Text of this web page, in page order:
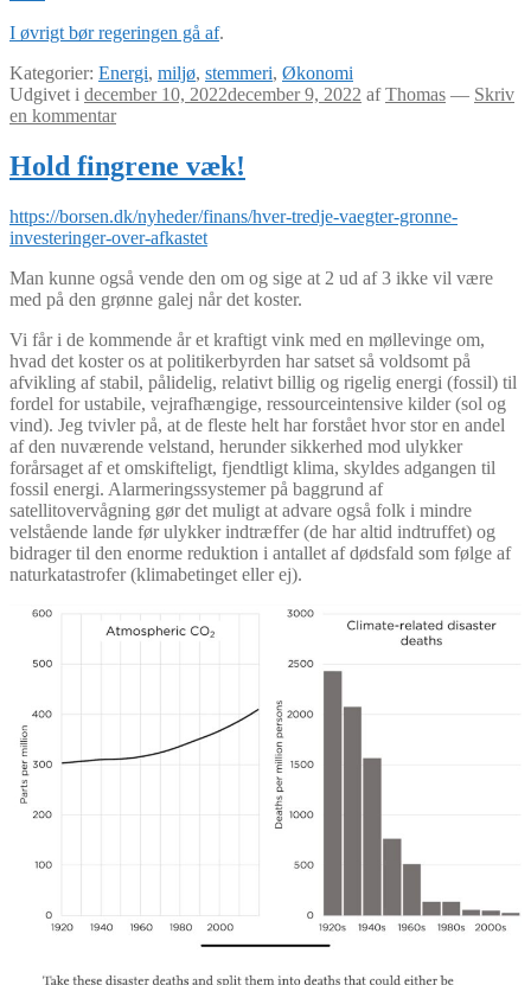
I øvrigt bør regeringen gå af.
Kategorier: Energi, miljø, stemmeri, Økonomi
Udgivet i december 10, 2022december 9, 2022 afThomas — Skriv
en kommentar
Hold fingrene væk!
https://borsen.dk/nyheder/finans/hver-tredje-vaegter-gronne-
investeringer-over-afkastet
Man kunne også vende den om og sige at 2 ud af 3 ikke vil være
med på den grønne galej når det koster.
Vi får i de kommende år et kraftigt vink med en møllevinge om,
hvad det koster os at politikerbyrden har satset så voldsomt på
afvikling af stabil, pålidelig, relativt billig og rigelig energi (fossil) til
fordel for ustabile, vejrafhængige, ressourceintensive kilder (sol og
vind). Jeg tvivler på, at de fleste helt har forstået hvor stor en andel
af den nuværende velstand, herunder sikkerhed mod ulykker
forårsaget af et omskifteligt, fjendtligt klima, skyldes adgangen til
fossil energi. Alarmeringssystemer på baggrund af
satellitovervågning gør det muligt at advare også folk i mindre
velstående lande før ulykker indtræffer (de har altid indtruffet) og
bidrager til den enorme reduktion i antallet af dødsfald som følge af
naturkatastrofer (klimabetinget eller ej).